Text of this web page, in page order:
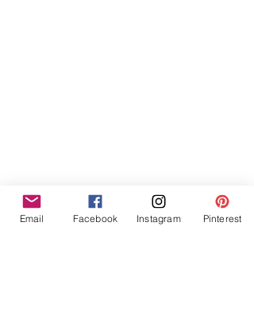
Email Facebook Instagram Pinterest